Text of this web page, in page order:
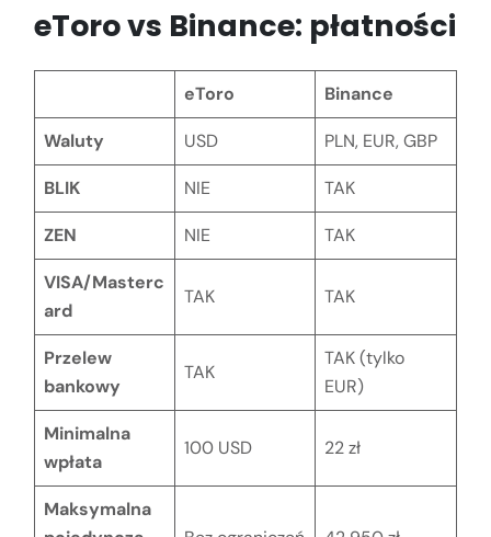
eToro vs Binance: płatności
eToro Binance
Waluty USD PLN, EUR, GBP
BLIK NIE TAK
ZEN NIE TAK
VISA/Masterc
ard
TAK TAK
Przelew
bankowy
TAK
TAK (tylko
EUR)
Minimalna
wpłata
100 USD 22 zł
Maksymalna